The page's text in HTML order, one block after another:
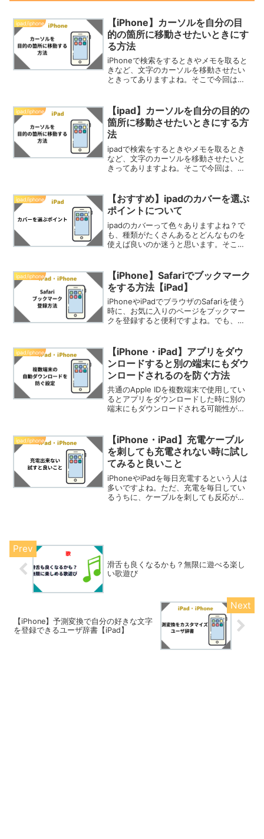
ipad/iphone
【iPhone】カーソルを自分の目
的の箇所に移動させたいときにす
る方法
iPhoneで検索をするときやメモを取ると
きなど、文字のカーソルを移動させたい
ときってありますよね。そこで今回は、
す。※iPhone7で確認しています。他の
iPhoneで...
ipad/iphone
【ipad】カーソルを自分の目的の
箇所に移動させたいときにする方
法
ipadで検索をするときやメモを取るとき
など、文字のカーソルを移動させたいと
きってありますよね。そこで今回は、カ
※ipad mini4で確認しています。他のipad
でも...
ipad/iphone
【おすすめ】ipadのカバーを選ぶ
ポイントについて
ipadのカバーって色々ありますよね？で
も、種類がたくさんあるとどんなものを
使えば良いのか迷うと思います。そこで
について紹介したいと思います。自動で
スリープON・O...
ipad/iphone
【iPhone】Safariでブックマーク
をする方法【iPad】
iPhoneやiPadでブラウザのSafariを使う
時に、お気に入りのページをブックマー
クを登録すると便利ですよね。でも、い
そこで今回は、iPhoneやiPadでSaf...
ipad/iphone
【iPhone・iPad】アプリをダウ
ンロードすると別の端末にもダウ
ンロードされるのを防ぐ方法
共通のApple IDを複数端末で使用してい
るとアプリをダウンロードした時に別の
端末にもダウンロードされる可能性があ
ipad/iphone
【iPhone・iPad】充電ケーブル
を刺しても充電されない時に試し
てみると良いこと
iPhoneやiPadを毎日充電するという人は
多いですよね。ただ、充電を毎日してい
るうちに、ケーブルを刺しても反応がな
滑舌も良くなるかも？無限に遊べる楽し
い歌遊び
【iPhone】予測変換で自分の好きな文字
を登録できるユーザ辞書【iPad】